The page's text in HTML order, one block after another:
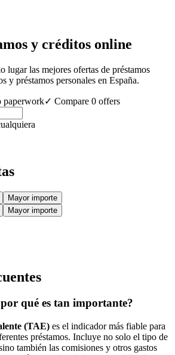
y créditos online
lugar las mejores ofertas de préstamos
y préstamos personales en España.
✓ Compare 0 offers
Mayor importe
Mayor importe
qué es tan importante?
(TAE) es el indicador más fiable para
préstamos. Incluye no solo el tipo de
también las comisiones y otros gastos